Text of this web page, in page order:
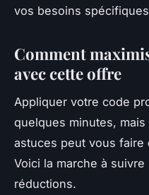
vos besoins
Comment
avec cette offre
Appliquer votre code
quelques minutes,
astuces peut vous faire
Voici la marche à
réductions.